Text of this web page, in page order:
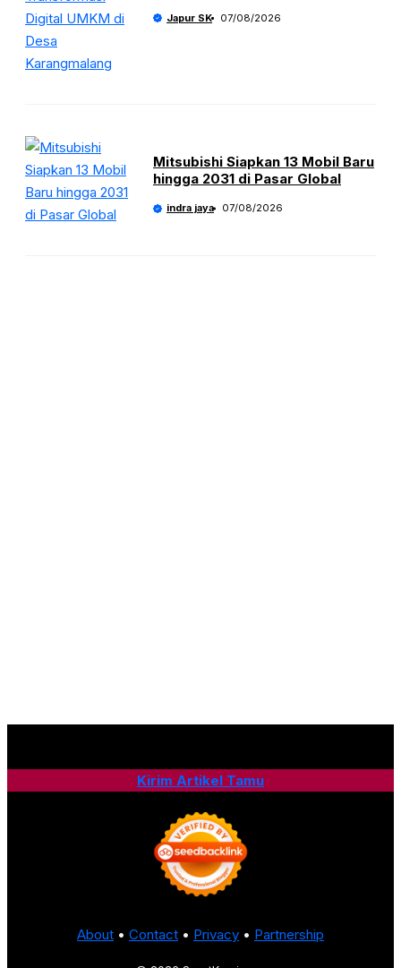
Japur SK 07/08/2026
Mitsubishi Siapkan 13 Mobil Baru
hingga 2031 di Pasar Global
indra jaya 07/08/2026
Kirim Artikel Tamu
About • Contact • Privacy • Partnership